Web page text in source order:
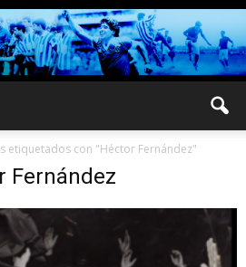
etiquetados con "Héctor Fernández"
Fernández